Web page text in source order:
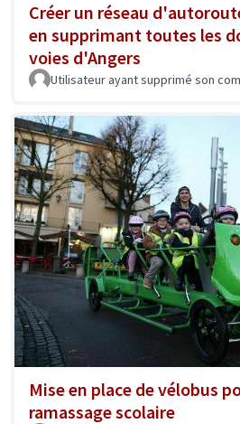
Créer un réseau
en supprimant toutes les
voies d'Angers
Utilisateur ayant supprimé son
Mise en place de vélobus
ramassage scolaire